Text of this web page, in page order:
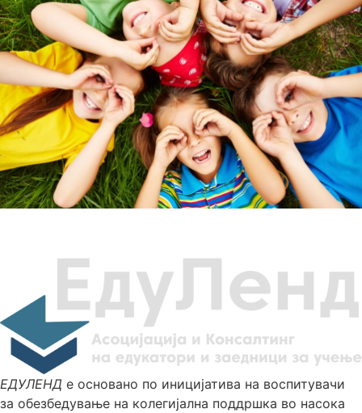
ЕДУЛЕНД е основано по иницијатива на воспитувачи
за обезбедување нa колегијална поддршка во насока